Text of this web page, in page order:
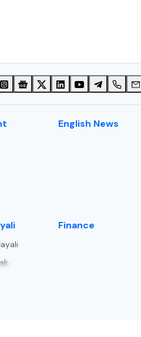
English News
Finance